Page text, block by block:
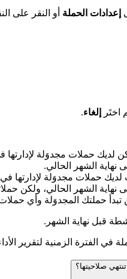
إعدادات الحملة أو النقر على
اختَر إلغاء.
لديك حملات مجدوَلة لإدارتها
الشهر الحالي.
حملات مجدوَلة لإدارتها في
الشهر الحالي، ولكن
حملتك المجدوَلة وأي
قبل نهاية الشهر.
في الفترة الزمنية لتقرير
صلاحيتها؟